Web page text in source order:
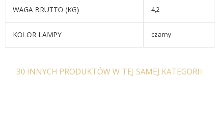
WAGA BRUTTO (KG) 4,2
KOLOR LAMPY czarny
30 INNYCH PRODUKTÓW W TEJ SAMEJ KATEGORII: